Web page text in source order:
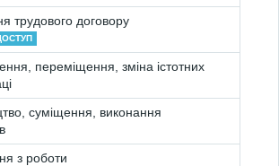
трудового договору
переміщення, зміна істотних
суміщення, виконання
з роботи